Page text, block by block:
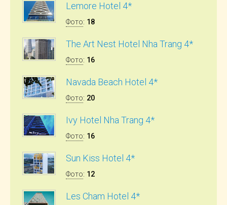
Lemore Hotel 4*
Фото: 18
The Art Nest Hotel Nha Trang 4*
Фото: 16
Navada Beach Hotel 4*
Фото: 20
Ivy Hotel Nha Trang 4*
Фото: 16
Sun Kiss Hotel 4*
Фото: 12
Les Cham Hotel 4*